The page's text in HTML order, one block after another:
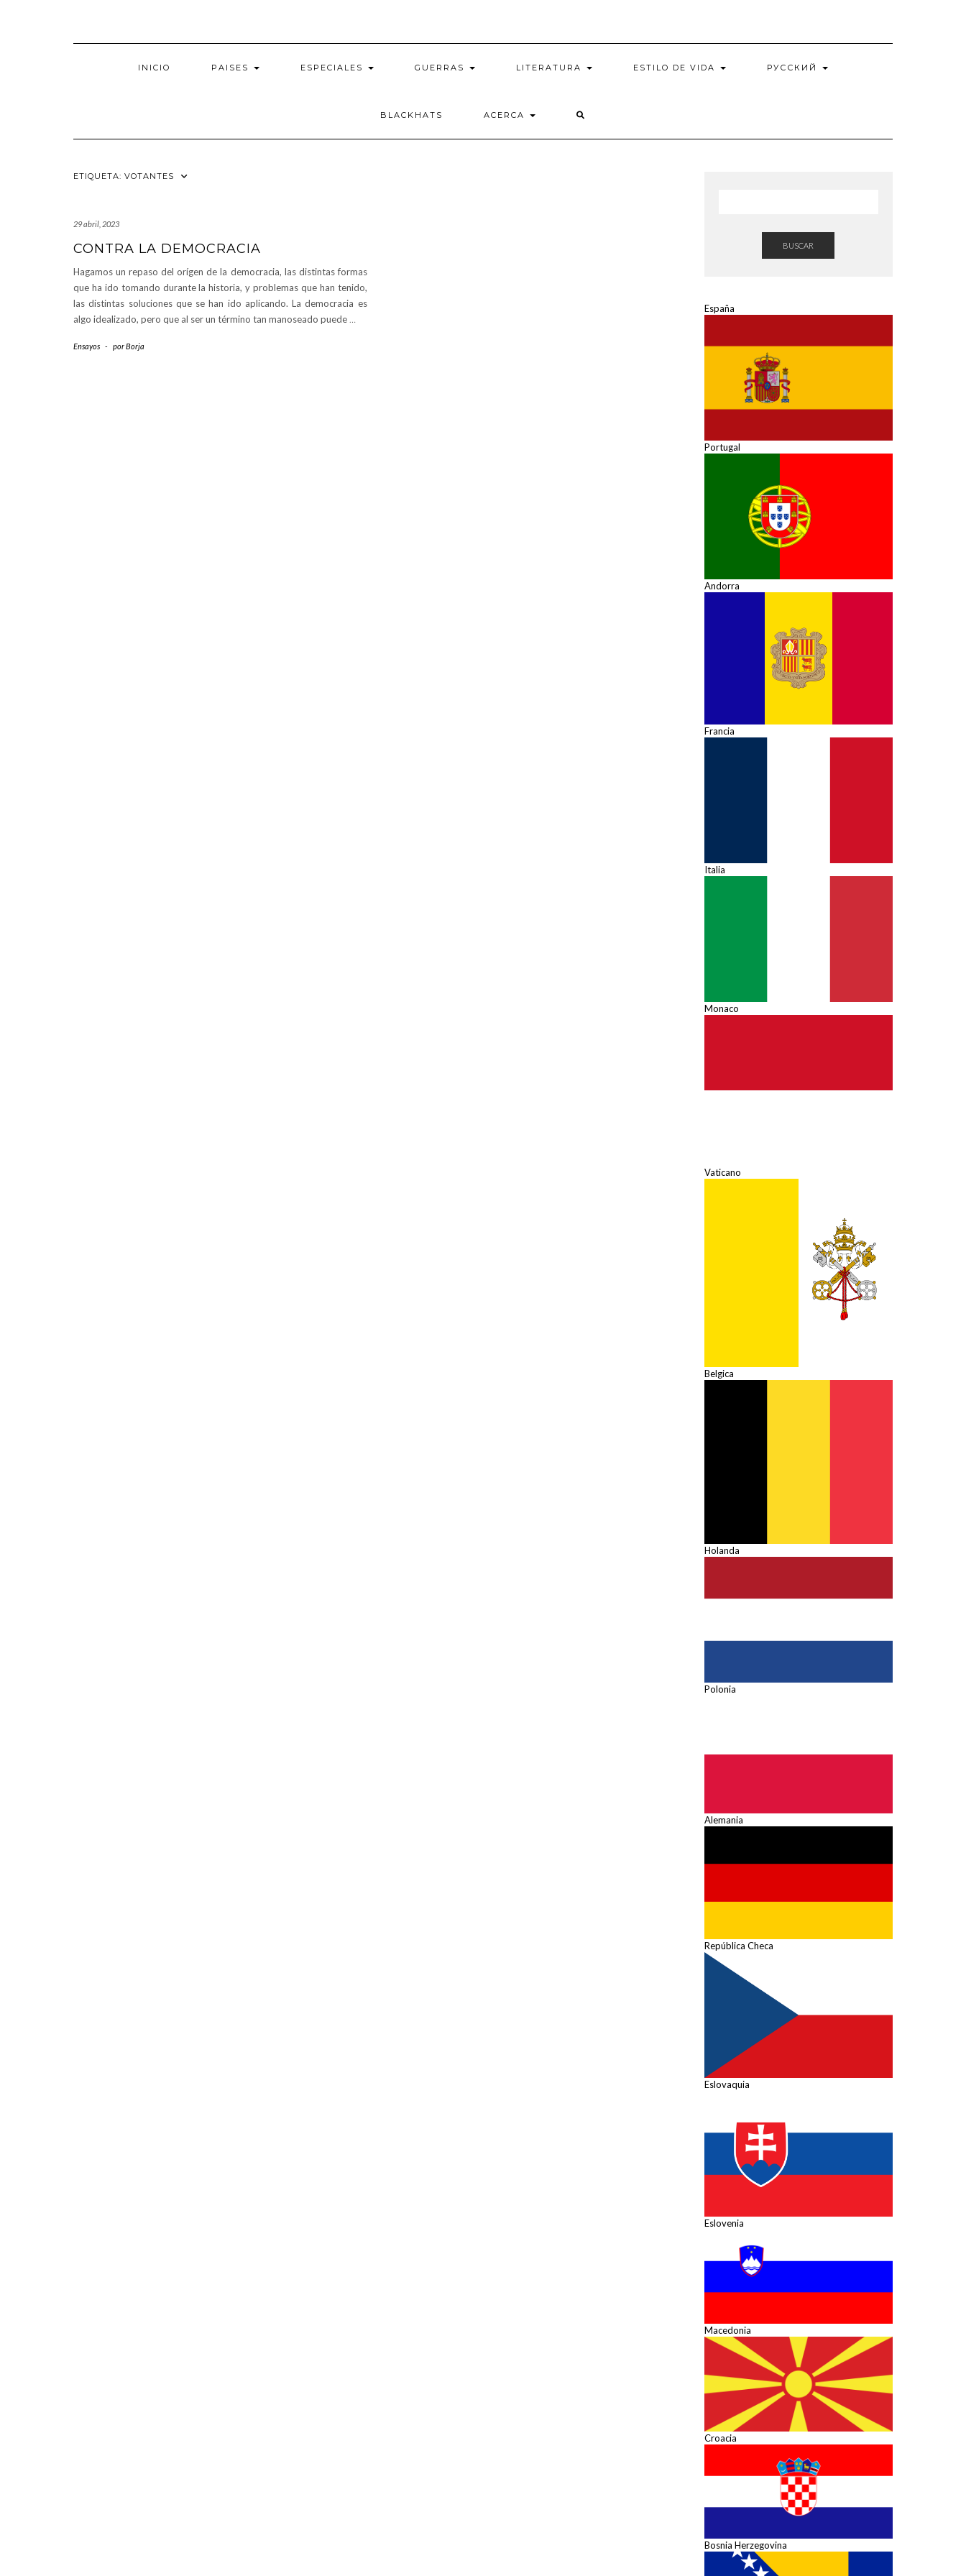
INICIO PAISES ESPECIALES GUERRAS LITERATURA ESTILO DE VIDA РУССКИЙ
BLACKHATS ACERCA
ETIQUETA: VOTANTES
29 abril, 2023
CONTRA LA DEMOCRACIA
Hagamos un repaso del orígen de la democracia, las distintas formas
que ha ido tomando durante la historia, y problemas que han tenido,
las distintas soluciones que se han ido aplicando. La democracia es
algo idealizado, pero que al ser un término tan manoseado puede …
Ensayos - porBorja
BUSCAR
España
Portugal
Andorra
Francia
Italia
Monaco
Vaticano
Belgica
Holanda
Polonia
Alemania
República Checa
Eslovaquia
Eslovenia
Macedonia
Croacia
Bosnia Herzegovina